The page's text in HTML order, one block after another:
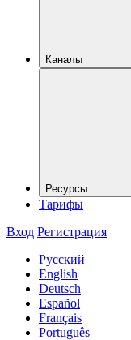
Каналы
Ресурсы
Тарифы
Вход Регистрация
Русский
English
Deutsch
Español
Français
Português